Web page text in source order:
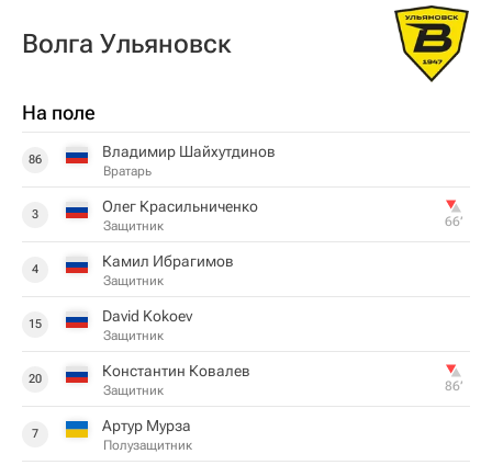
Волга Ульяновск
На поле
86 Владимир Шайхутдинов
Вратарь
3 Олег Красильниченко
Защитник 66‎’‎
4 Камил Ибрагимов
Защитник
15 David Kokoev
Защитник
20 Константин Ковалев
Защитник 86‎’‎
7 Артур Мурза
Полузащитник